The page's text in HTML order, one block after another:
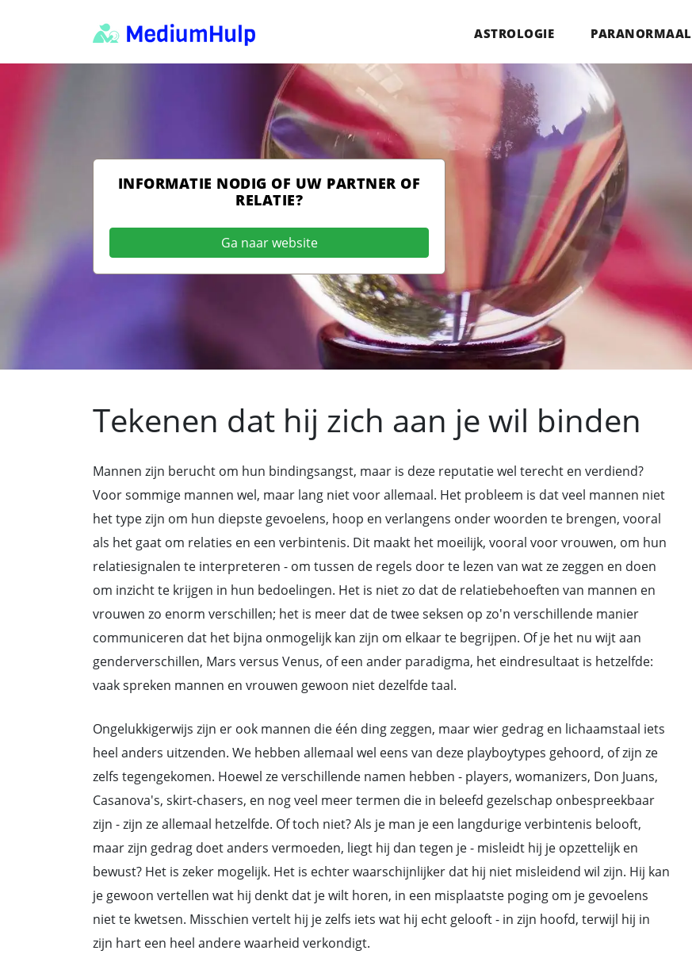
ASTROLOGIE PARANORMAAL
INFORMATIE NODIG OF UW PARTNER OF
RELATIE?
Ga naar website
Tekenen dat hij zich aan je wil binden
Mannen zijn berucht om hun bindingsangst, maar is deze reputatie wel terecht en verdiend?
Voor sommige mannen wel, maar lang niet voor allemaal. Het probleem is dat veel mannen niet
het type zijn om hun diepste gevoelens, hoop en verlangens onder woorden te brengen, vooral
als het gaat om relaties en een verbintenis. Dit maakt het moeilijk, vooral voor vrouwen, om hun
relatiesignalen te interpreteren - om tussen de regels door te lezen van wat ze zeggen en doen
om inzicht te krijgen in hun bedoelingen. Het is niet zo dat de relatiebehoeften van mannen en
vrouwen zo enorm verschillen; het is meer dat de twee seksen op zo'n verschillende manier
communiceren dat het bijna onmogelijk kan zijn om elkaar te begrijpen. Of je het nu wijt aan
genderverschillen, Mars versus Venus, of een ander paradigma, het eindresultaat is hetzelfde:
vaak spreken mannen en vrouwen gewoon niet dezelfde taal.
Ongelukkigerwijs zijn er ook mannen die één ding zeggen, maar wier gedrag en lichaamstaal iets
heel anders uitzenden. We hebben allemaal wel eens van deze playboytypes gehoord, of zijn ze
zelfs tegengekomen. Hoewel ze verschillende namen hebben - players, womanizers, Don Juans,
Casanova's, skirt-chasers, en nog veel meer termen die in beleefd gezelschap onbespreekbaar
zijn - zijn ze allemaal hetzelfde. Of toch niet? Als je man je een langdurige verbintenis belooft,
maar zijn gedrag doet anders vermoeden, liegt hij dan tegen je - misleidt hij je opzettelijk en
bewust? Het is zeker mogelijk. Het is echter waarschijnlijker dat hij niet misleidend wil zijn. Hij kan
je gewoon vertellen wat hij denkt dat je wilt horen, in een misplaatste poging om je gevoelens
niet te kwetsen. Misschien vertelt hij je zelfs iets wat hij echt gelooft - in zijn hoofd, terwijl hij in
zijn hart een heel andere waarheid verkondigt.